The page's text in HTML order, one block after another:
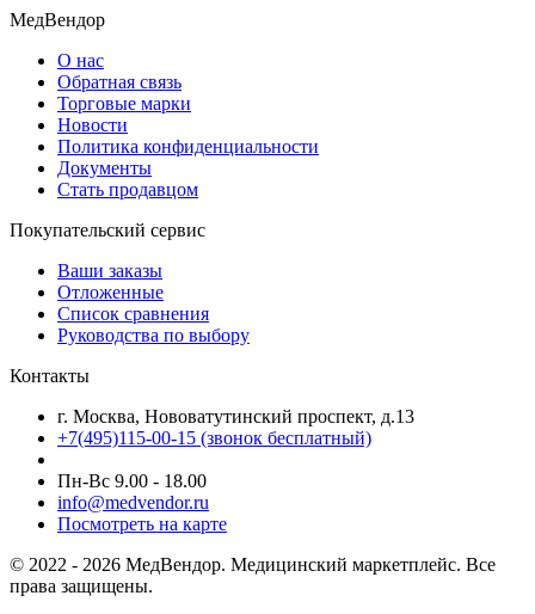
МедВендор
О нас
Обратная связь
Торговые марки
Новости
Политика конфиденциальности
Документы
Стать продавцом
Покупательский сервис
Ваши заказы
Отложенные
Список сравнения
Руководства по выбору
Контакты
г. Москва, Нововатутинский проспект, д.13
+7(495)115-00-15 (звонок бесплатный)
Пн-Вс 9.00 - 18.00
info@medvendor.ru
Посмотреть на карте
© 2022 - 2026 МедВендор. Медицинский маркетплейс. Все
права защищены.